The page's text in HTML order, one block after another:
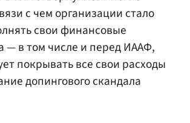
с чем организации стало
свои финансовые
— в том числе и перед ИААФ,
покрывать все свои расходы
допингового скандала